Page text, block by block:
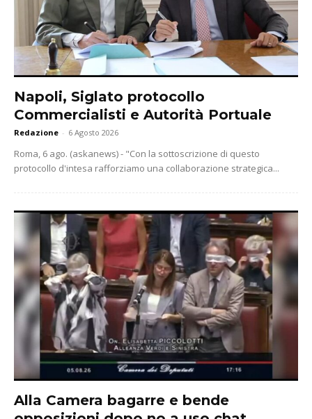
Napoli, Siglato protocollo
Commercialisti e Autorità Portuale
Redazione - 6 Agosto 2026
Roma, 6 ago. (askanews) - "Con la sottoscrizione di questo
protocollo d'intesa rafforziamo una collaborazione strategica...
Alla Camera bagarre e bende